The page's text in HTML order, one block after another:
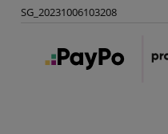
SG_20231006103208